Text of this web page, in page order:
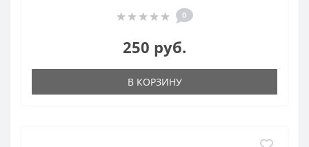
0
250 руб.
В КОРЗИНУ